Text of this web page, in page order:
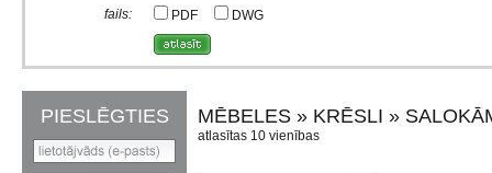
fails:
PDF DWG
PIESLĒGTIES MĒBELES » KRĒSLI »
atlasītas 10 vienības